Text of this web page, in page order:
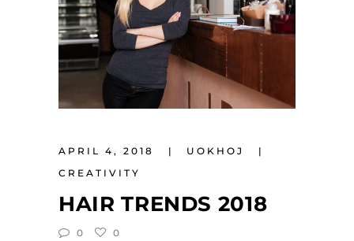
APRIL 4, 2018
UOKHOJ
CREATIVITY
HAIR TRENDS 2018
0 0